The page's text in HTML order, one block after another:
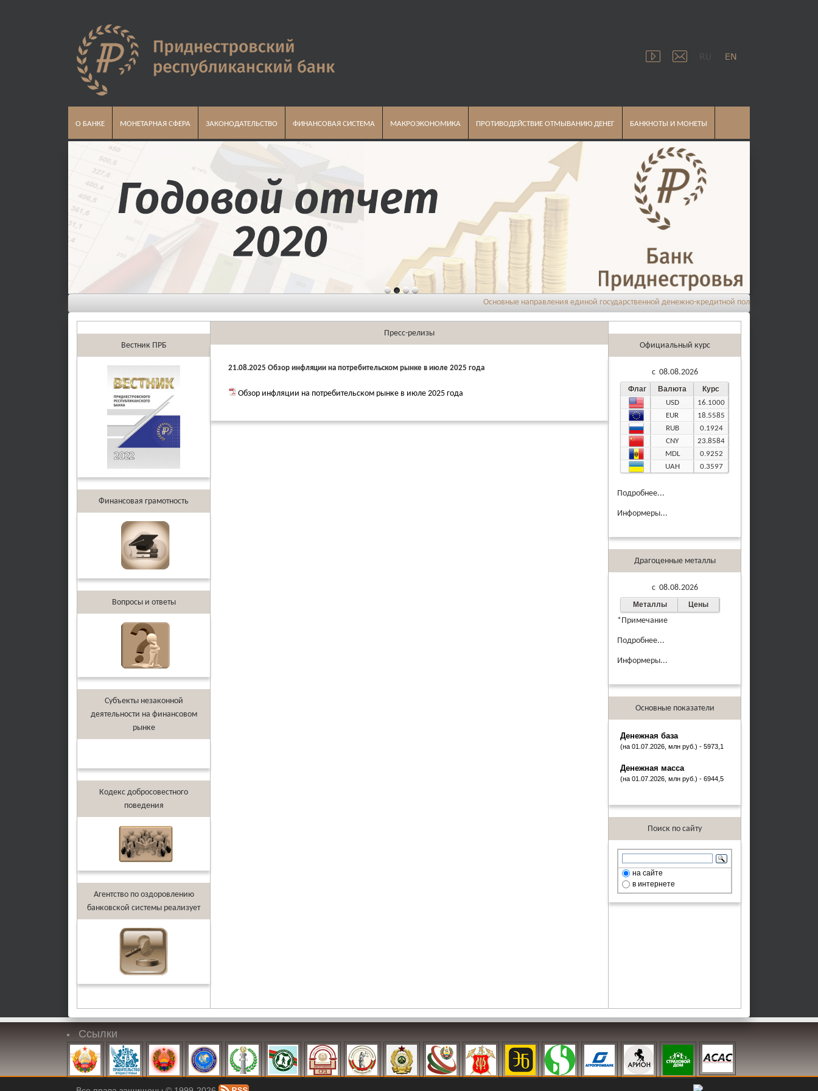
О БАНКЕ МОНЕТАРНАЯ СФЕРА ЗАКОНОДАТЕЛЬСТВО ФИНАНСОВАЯ СИСТЕМА МАКРОЭКОНОМИКА ПРОТИВОДЕЙСТВИЕ ОТМЫВАНИЮ ДЕНЕГ БАНКНОТЫ И МОНЕТЫ
Основные направления единой государственной денежно-кредитной политики на 2026 год
Вестник ПРБ
Финансовая грамотность
Вопросы и ответы
Субъекты незаконной
деятельности на финансовом
рынке
Кодекс добросовестного
поведения
Агентство по оздоровлению
банковской системы реализует
Пресс-релизы
21.08.2025 Обзор инфляции на потребительском рынке в июле 2025 года
Обзор инфляции на потребительском рынке в июле 2025 года
Официальный курс
c 08.08.2026
Флаг Валюта Курс
USD
16.1000
EUR
18.5585
RUB
0.1924
CNY
23.8584
MDL
0.9252
UAH
0.3597
Подробнее...
Информеры...
Драгоценные металлы
c 08.08.2026
Металлы Цены
*Примечание
Подробнее...
Информеры...
Основные показатели
Денежная база
(на 01.07.2026, млн руб.) - 5973,1
Денежная масса
(на 01.07.2026, млн руб.) - 6944,5
Поиск по сайту
на сайте
в интернете
Ссылки